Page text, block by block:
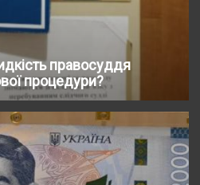
правосуддя
процедури?